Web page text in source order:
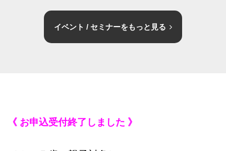
イベント / セミナーをもっと見る
《 お申込受付終了しました 》